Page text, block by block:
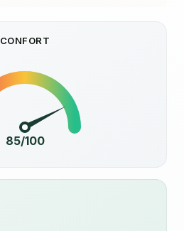
CONFORT
85/100